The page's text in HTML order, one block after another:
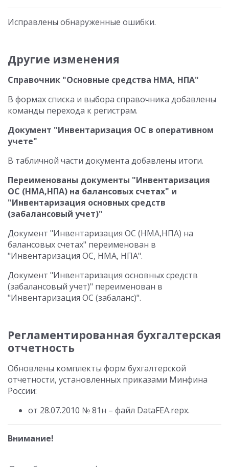
Исправлены обнаруженные ошибки.
Другие изменения
Справочник "Основные средства НМА, НПА"
В формах списка и выбора справочника добавлены
команды перехода к регистрам.
Документ "Инвентаризация ОС в оперативном
учете"
В табличной части документа добавлены итоги.
Переименованы документы "Инвентаризация
ОС (НМА,НПА) на балансовых счетах" и
"Инвентаризация основных средств
(забалансовый учет)"
Документ "Инвентаризация ОС (НМА,НПА) на
балансовых счетах" переименован в
"Инвентаризация ОС, НМА, НПА".
Документ "Инвентаризация основных средств
(забалансовый учет)" переименован в
"Инвентаризация ОС (забаланс)".
Регламентированная бухгалтерская
отчетность
Обновлены комплекты форм бухгалтерской
отчетности, установленных приказами Минфина
России:
от 28.07.2010 № 81н – файл DataFEA.repx.
Внимание!